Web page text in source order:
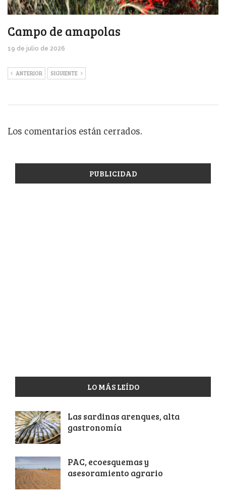
Campo de amapolas
19 de julio de 2026
ANTERIOR SIGUIENTE
Los comentarios están cerrados.
PUBLICIDAD
LO MÁS LEÍDO
Las sardinas arenques, alta
gastronomía
PAC, ecoesquemas y
asesoramiento agrario